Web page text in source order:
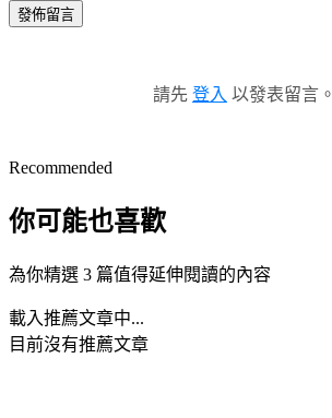
發佈留言
請先 登入 以發表留言。
Recommended
你可能也喜歡
為你精選 3 篇值得延伸閱讀的內容
載入推薦文章中...
目前沒有推薦文章